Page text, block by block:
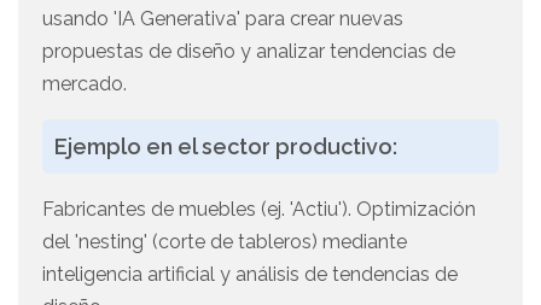
usando 'IA Generativa' para crear nuevas
propuestas de diseño y analizar tendencias de
mercado.
Ejemplo en el sector productivo:
Fabricantes de muebles (ej. 'Actiu'). Optimización
del 'nesting' (corte de tableros) mediante
inteligencia artificial y análisis de tendencias de